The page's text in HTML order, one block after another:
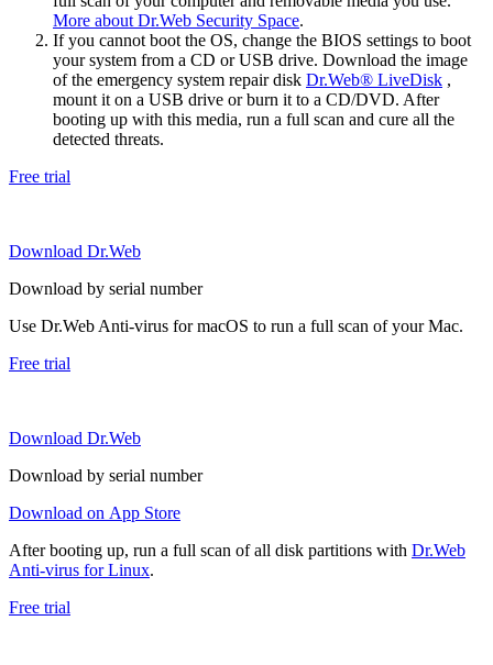
More about Dr.Web Security Space.
If you cannot boot the OS, change the BIOS settings to boot
your system from a CD or USB drive. Download the image
of the emergency system repair disk Dr.Web® LiveDisk ,
mount it on a USB drive or burn it to a CD/DVD. After
booting up with this media, run a full scan and cure all the
detected threats.
Free trial
Download Dr.Web
Download by serial number
Use Dr.Web Anti-virus for macOS to run a full scan of your Mac.
Free trial
Download Dr.Web
Download by serial number
Download on App Store
After booting up, run a full scan of all disk partitions with Dr.Web
Anti-virus for Linux.
Free trial